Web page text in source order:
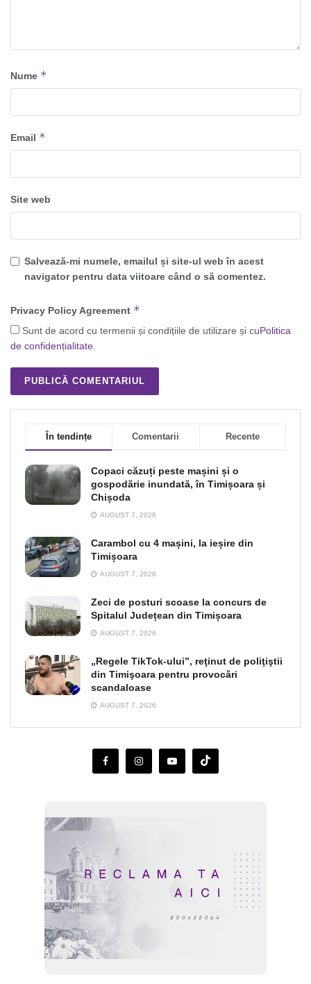
Nume *
Email *
Site web
Salvează-mi numele, emailul și site-ul web în acest
navigator pentru data viitoare când o să comentez.
Privacy Policy Agreement *
Sunt de acord cu termenii și condițiile de utilizare și cuPolitica
de confidențialitate.
În tendințe Comentarii Recente
Copaci căzuți peste mașini și o
gospodărie inundată, în Timișoara și
Chișoda
AUGUST 7, 2026
Carambol cu 4 mașini, la ieșire din
Timișoara
AUGUST 7, 2026
Zeci de posturi scoase la concurs de
Spitalul Județean din Timișoara
AUGUST 7, 2026
„Regele TikTok-ului”, reţinut de poliţiştii
din Timişoara pentru provocări
scandaloase
AUGUST 7, 2026